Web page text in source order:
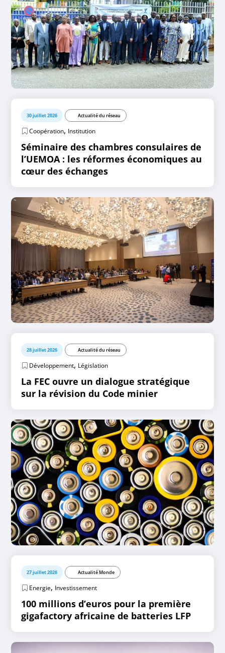
30 juillet 2026 Actualité du réseau
Coopération, Institution
Séminaire des chambres consulaires de
l’UEMOA : les réformes économiques au
cœur des échanges
28 juillet 2026 Actualité du réseau
Développement, Législation
La FEC ouvre un dialogue stratégique
sur la révision du Code minier
27 juillet 2026 Actualité Monde
Energie, Investissement
100 millions d’euros pour la première
gigafactory africaine de batteries LFP